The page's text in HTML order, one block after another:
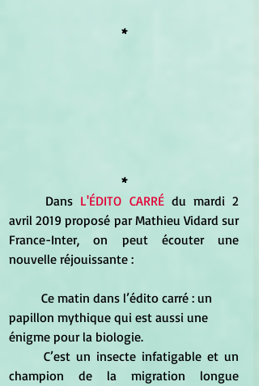
*
*
	Dans
L'ÉDITO CARRÉ du mardi 2
avril 2019 proposé par Mathieu Vidard sur
France-Inter, on peut écouter une
nouvelle réjouissante :
Ce matin dans l’édito carré : un
papillon mythique qui est aussi une
énigme pour la biologie.
C’est un insecte infatigable et un
champion de la migration longue